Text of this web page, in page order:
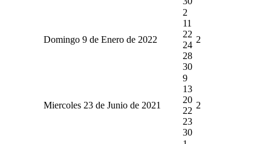
Domingo 9 de Enero de 2022
2
11
22
24
28
30
2
Miercoles 23 de Junio de 2021
9
13
20
22
23
30
2